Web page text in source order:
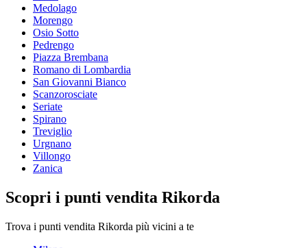
Medolago
Morengo
Osio Sotto
Pedrengo
Piazza Brembana
Romano di Lombardia
San Giovanni Bianco
Scanzorosciate
Seriate
Spirano
Treviglio
Urgnano
Villongo
Zanica
Scopri i punti vendita Rikorda
Trova i punti vendita Rikorda più vicini a te